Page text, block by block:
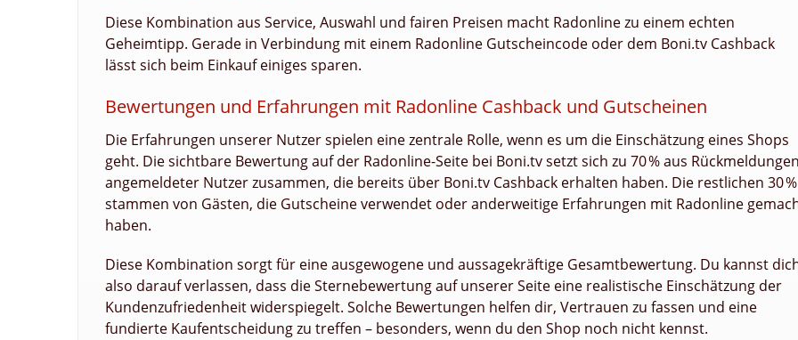
Diese Kombination aus Service, Auswahl und fairen Preisen macht Radonline zu einem echten
Geheimtipp. Gerade in Verbindung mit einem Radonline Gutscheincode oder dem Boni.tv Cashback
lässt sich beim Einkauf einiges sparen.
Bewertungen und Erfahrungen mit Radonline Cashback und Gutscheinen
Die Erfahrungen unserer Nutzer spielen eine zentrale Rolle, wenn es um die Einschätzung eines Shops
geht. Die sichtbare Bewertung auf der Radonline-Seite bei Boni.tv setzt sich zu 70 % aus Rückmeldungen
angemeldeter Nutzer zusammen, die bereits über Boni.tv Cashback erhalten haben. Die restlichen 30 %
stammen von Gästen, die Gutscheine verwendet oder anderweitige Erfahrungen mit Radonline
haben.
Diese Kombination sorgt für eine ausgewogene und aussagekräftige Gesamtbewertung. Du kannst
also darauf verlassen, dass die Sternebewertung auf unserer Seite eine realistische Einschätzung der
Kundenzufriedenheit widerspiegelt. Solche Bewertungen helfen dir, Vertrauen zu fassen und eine
fundierte Kaufentscheidung zu treffen – besonders, wenn du den Shop noch nicht kennst.